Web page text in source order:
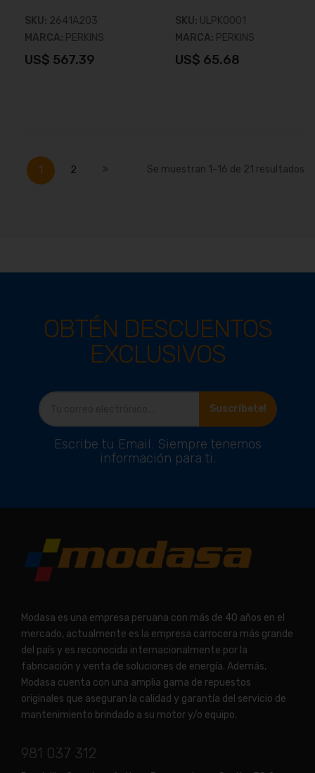
SKU: 2641A203
MARCA: PERKINS
US$ 567.39
SKU: ULPK0001
MARCA: PERKINS
US$ 65.68
PáginaActualmente estás leyendo página
1 2 SiguienteSe muestran 1 -16 de 21 resultados
OBTÉN DESCUENTOS
EXCLUSIVOS
Suscríbete!
Escribe tu Email. Siempre tenemos
información para ti.
Modasa es una empresa peruana con más de 40 años en el
mercado, actualmente es la empresa carrocera más grande
del país y es reconocida internacionalmente por la
fabricación y venta de soluciones de energía. Además,
Modasa cuenta con una amplia gama de repuestos
originales que aseguran la calidad y garantía del servicio de
mantenimiento brindado a su motor y/o equipo.
981 037 312